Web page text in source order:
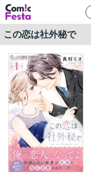
この恋は社外秘で